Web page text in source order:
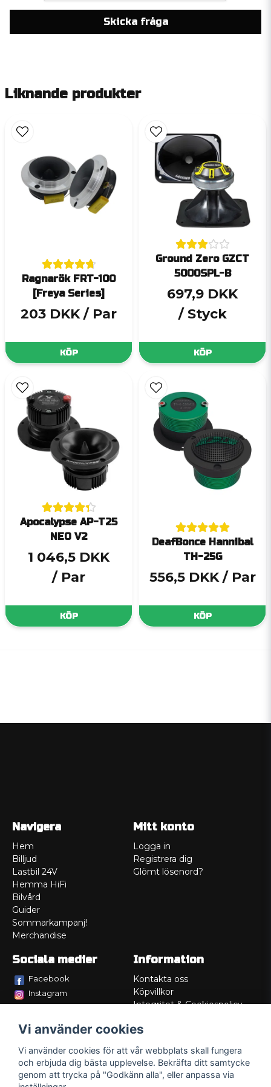
Skicka fråga
Liknande produkter
Ragnarök FRT-100
[Freya Series]
203 DKK / Par
KÖP
Ground Zero GZCT
5000SPL-B
697,9 DKK
/ Styck
KÖP
Apocalypse AP-T25
NEO V2
1 046,5 DKK
/ Par
KÖP
DeafBonce Hannibal
TH-25G
556,5 DKK / Par
KÖP
Navigera
Hem
Billjud
Lastbil 24V
Hemma HiFi
Bilvård
Guider
Sommarkampanj!
Merchandise
Mitt konto
Logga in
Registrera dig
Glömt lösenord?
Sociala medier
Facebook
Instagram
Information
Kontakta oss
Köpvillkor
Integritet & Cookiespolicy
Service/Garanti
Lådritning
Om oss
Vi använder cookies
Vi använder cookies för att vår webbplats skall fungera
och erbjuda dig bästa upplevelse. Bekräfta ditt samtycke
genom att trycka på "Godkänn alla", eller anpassa via